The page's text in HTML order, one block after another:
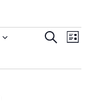
Zoeken
Lijst